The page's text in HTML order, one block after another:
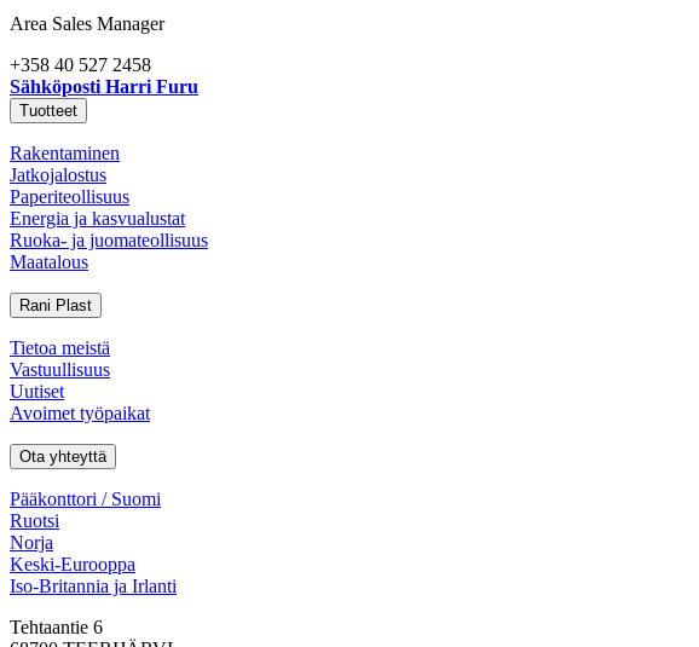
Area Sales Manager
+358 40 527 2458
Sähköposti Harri Furu
Tuotteet
Rakentaminen
Jatkojalostus
Paperiteollisuus
Energia ja kasvualustat
Ruoka- ja juomateollisuus
Maatalous
Rani Plast
Tietoa meistä
Vastuullisuus
Uutiset
Avoimet työpaikat
Ota yhteyttä
Pääkonttori / Suomi
Ruotsi
Norja
Keski-Eurooppa
Iso-Britannia ja Irlanti
Tehtaantie 6